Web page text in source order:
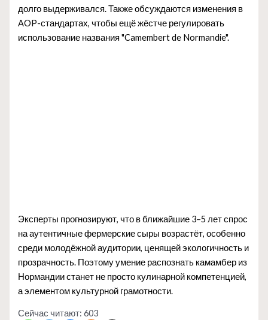
долго выдерживался. Также обсуждаются изменения в
AOP-стандартах, чтобы ещё жёстче регулировать
использование названия "Camembert de Normandie".
Эксперты прогнозируют, что в ближайшие 3–5 лет спрос
на аутентичные фермерские сыры возрастёт, особенно
среди молодёжной аудитории, ценящей экологичность и
прозрачность. Поэтому умение распознать камамбер из
Нормандии станет не просто кулинарной компетенцией,
а элементом культурной грамотности.
Сейчас читают: 603